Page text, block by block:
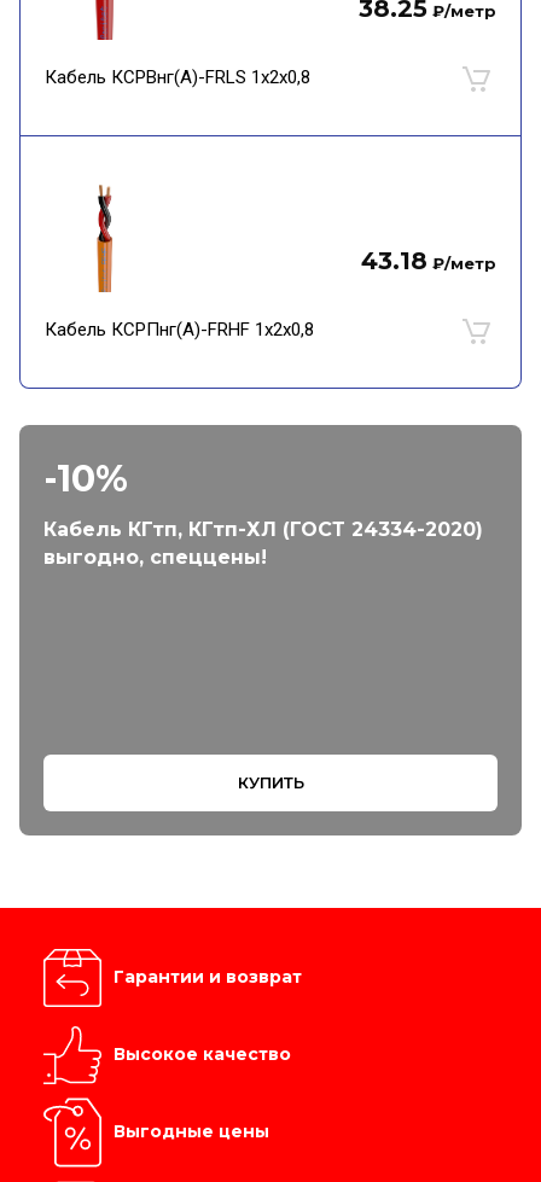
38.25 ₽/метр
Кабель КСРВнг(А)-FRLS 1х2х0,8
43.18 ₽/метр
Кабель КСРПнг(А)-FRHF 1х2х0,8
-10%
Кабель КГтп, КГтп-ХЛ (ГОСТ 24334-2020)
выгодно, спеццены!
КУПИТЬ
Гарантии и возврат
Высокое качество
Выгодные цены